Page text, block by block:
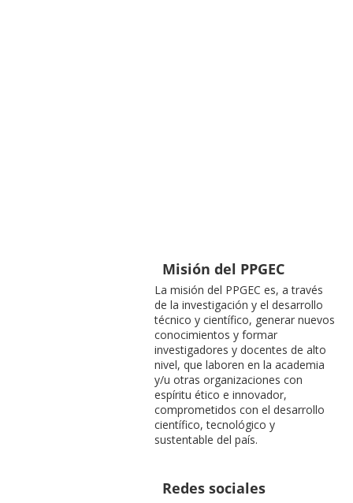
Misión del PPGEC
La misión del PPGEC es, a través
de la investigación y el desarrollo
técnico y científico, generar nuevos
conocimientos y formar
investigadores y docentes de alto
nivel, que laboren en la academia
y/u otras organizaciones con
espíritu ético e innovador,
comprometidos con el desarrollo
científico, tecnológico y
sustentable del país.
Redes sociales